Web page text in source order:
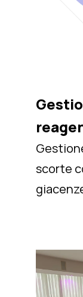
scorte